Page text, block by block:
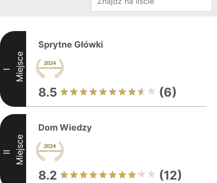
I Miejsce
Sprytne Główki
8.5 (6)
II Miejsce
Dom Wiedzy
8.2 (12)